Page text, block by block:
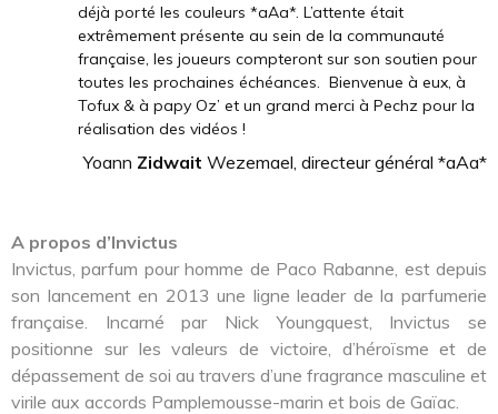
déjà porté les couleurs *aAa*. L’attente était
extrêmement présente au sein de la communauté
française, les joueurs compteront sur son soutien pour
toutes les prochaines échéances. Bienvenue à eux, à
Tofux & à papy Oz’ et un grand merci à Pechz pour la
réalisation des vidéos !
Yoann Zidwait Wezemael, directeur général *aAa*
A propos d’Invictus
Invictus, parfum pour homme de Paco Rabanne, est depuis
son lancement en 2013 une ligne leader de la parfumerie
française. Incarné par Nick Youngquest, Invictus se
positionne sur les valeurs de victoire, d’héroïsme et de
dépassement de soi au travers d’une fragrance masculine et
virile aux accords Pamplemousse-marin et bois de Gaïac.